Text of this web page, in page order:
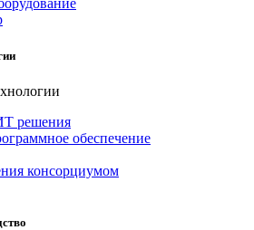
решения
обеспечение
консорциумом